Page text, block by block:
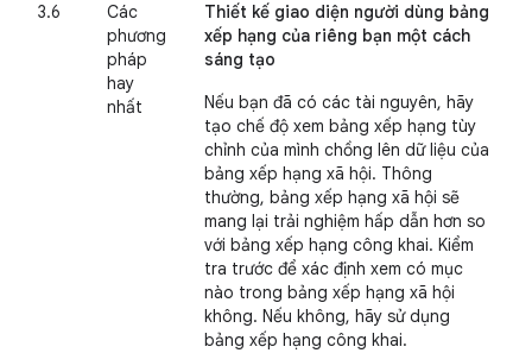
3.6
Các
phương
pháp
hay
nhất
Thiết kế giao diện người dùng bảng
xếp hạng của riêng bạn một cách
sáng tạo
Nếu bạn đã có các tài nguyên, hãy
tạo chế độ xem bảng xếp hạng tùy
chỉnh của mình chồng lên dữ liệu của
bảng xếp hạng xã hội. Thông
thường, bảng xếp hạng xã hội sẽ
mang lại trải nghiệm hấp dẫn hơn so
với bảng xếp hạng công khai. Kiểm
tra trước để xác định xem có mục
nào trong bảng xếp hạng xã hội
không. Nếu không, hãy sử dụng
bảng xếp hạng công khai.